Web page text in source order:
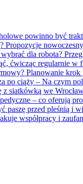
powinno być
Propozycje
dla robota?
ćwicząc regularnie
Planowanie krok
po ciąży – Na czym
z siatkówką we
– co oferują
paszę przed pleśnią i
współpracy i